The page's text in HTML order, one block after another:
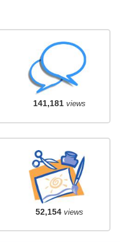
141,181views
52,154views